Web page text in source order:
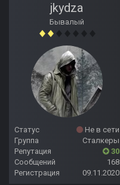
jkydza
Бывалый
Статус
Не в сети
Группа
Сталкеры
Репутация
30
Сообщений
168
Регистрация
09.11.2020